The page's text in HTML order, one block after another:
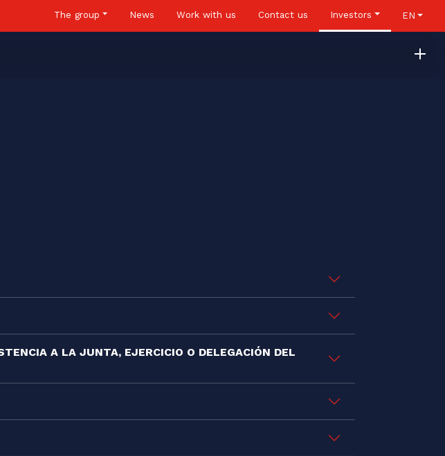
EN
The group News Work with us Contact us Investors
A LA JUNTA, EJERCICIO O DELEGACIÓN DEL